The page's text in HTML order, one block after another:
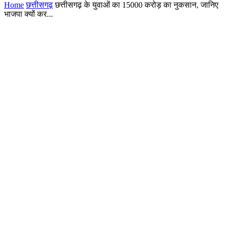
Home छत्तीसगढ़ छत्तीसगढ़ के युवाओं का 15000 करोड़ का नुकसान, जानिए
भाजपा क्यों कर...